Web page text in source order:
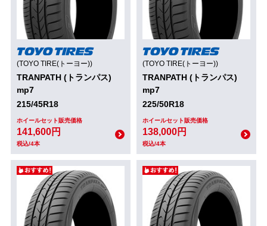
(TOYO TIRE(トーヨー))
TRANPATH (トランパス)
mp7
215/45R18
ホイールセット販売価格
141,600円
税込/4本
(TOYO TIRE(トーヨー))
TRANPATH (トランパス)
mp7
225/50R18
ホイールセット販売価格
138,000円
税込/4本